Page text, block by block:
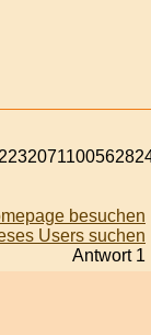
Antwort 1